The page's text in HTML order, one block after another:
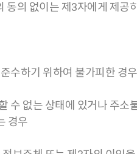
동의 없이는 제3자에게 제
수하기 위하여 불가피한 경우
수 없는 상태에 있거나 주
경우